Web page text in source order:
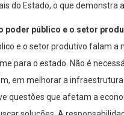
do Estado, o que demonstra
poder público e o setor
e o setor produtivo falam a
para o estado. Não é
em melhorar a
questões que afetam a